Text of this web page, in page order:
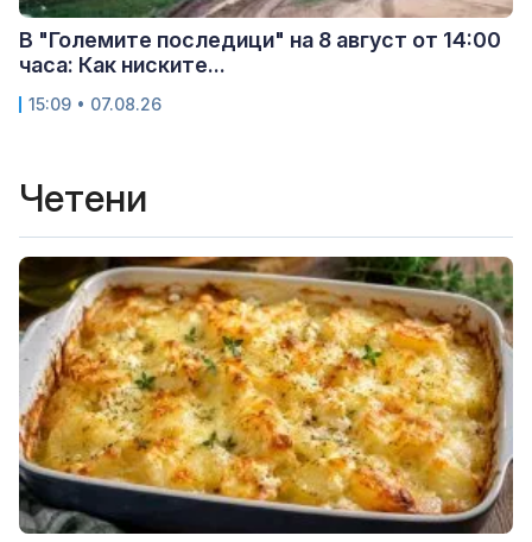
В "Големите последици" на 8 август от 14:00
часа: Как ниските...
15:09 • 07.08.26
Четени